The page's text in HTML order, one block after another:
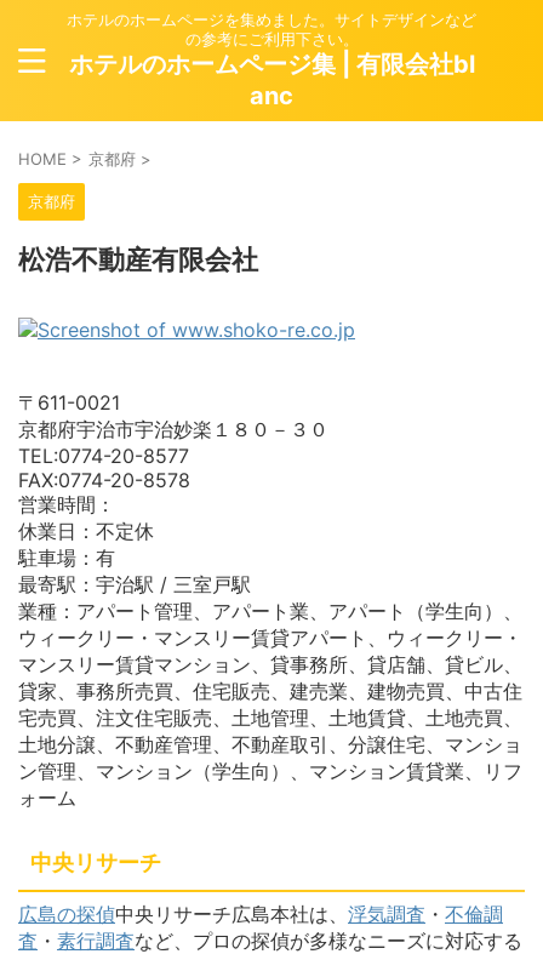
ホテルのホームページを集めました。サイトデザインなど
の参考にご利用下さい。
ホテルのホームページ集 | 有限会社bl
anc
HOME > 京都府 >
京都府
松浩不動産有限会社
〒611-0021
京都府宇治市宇治妙楽１８０－３０
TEL:0774-20-8577
FAX:0774-20-8578
営業時間：
休業日：不定休
駐車場：有
最寄駅：宇治駅 / 三室戸駅
業種：アパート管理、アパート業、アパート（学生向）、
ウィークリー・マンスリー賃貸アパート、ウィークリー・
マンスリー賃貸マンション、貸事務所、貸店舗、貸ビル、
貸家、事務所売買、住宅販売、建売業、建物売買、中古住
宅売買、注文住宅販売、土地管理、土地賃貸、土地売買、
土地分譲、不動産管理、不動産取引、分譲住宅、マンショ
ン管理、マンション（学生向）、マンション賃貸業、リフ
ォーム
中央リサーチ
広島の探偵中央リサーチ広島本社は、 浮気調査 ・ 不倫調
査 ・ 素行調査など、プロの探偵が多様なニーズに対応する